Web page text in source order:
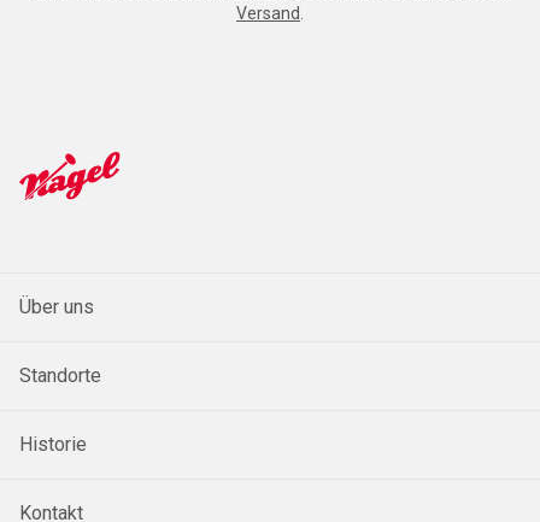
Versand
Über uns
Standorte
Historie
Kontakt